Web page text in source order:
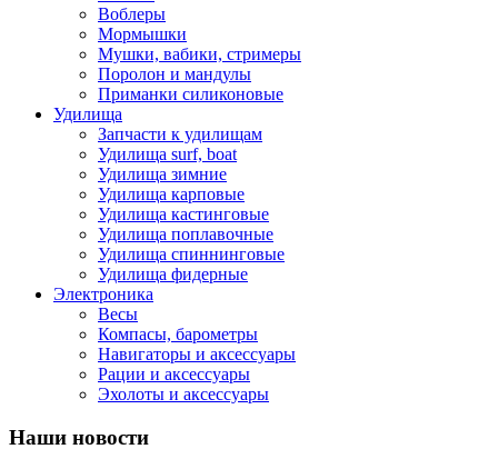
Воблеры
Мормышки
Мушки, вабики, стримеры
Поролон и мандулы
Приманки силиконовые
Удилища
Запчасти к удилищам
Удилища surf, boat
Удилища зимние
Удилища карповые
Удилища кастинговые
Удилища поплавочные
Удилища спиннинговые
Удилища фидерные
Электроника
Весы
Компасы, барометры
Навигаторы и аксессуары
Рации и аксессуары
Эхолоты и аксессуары
Наши новости